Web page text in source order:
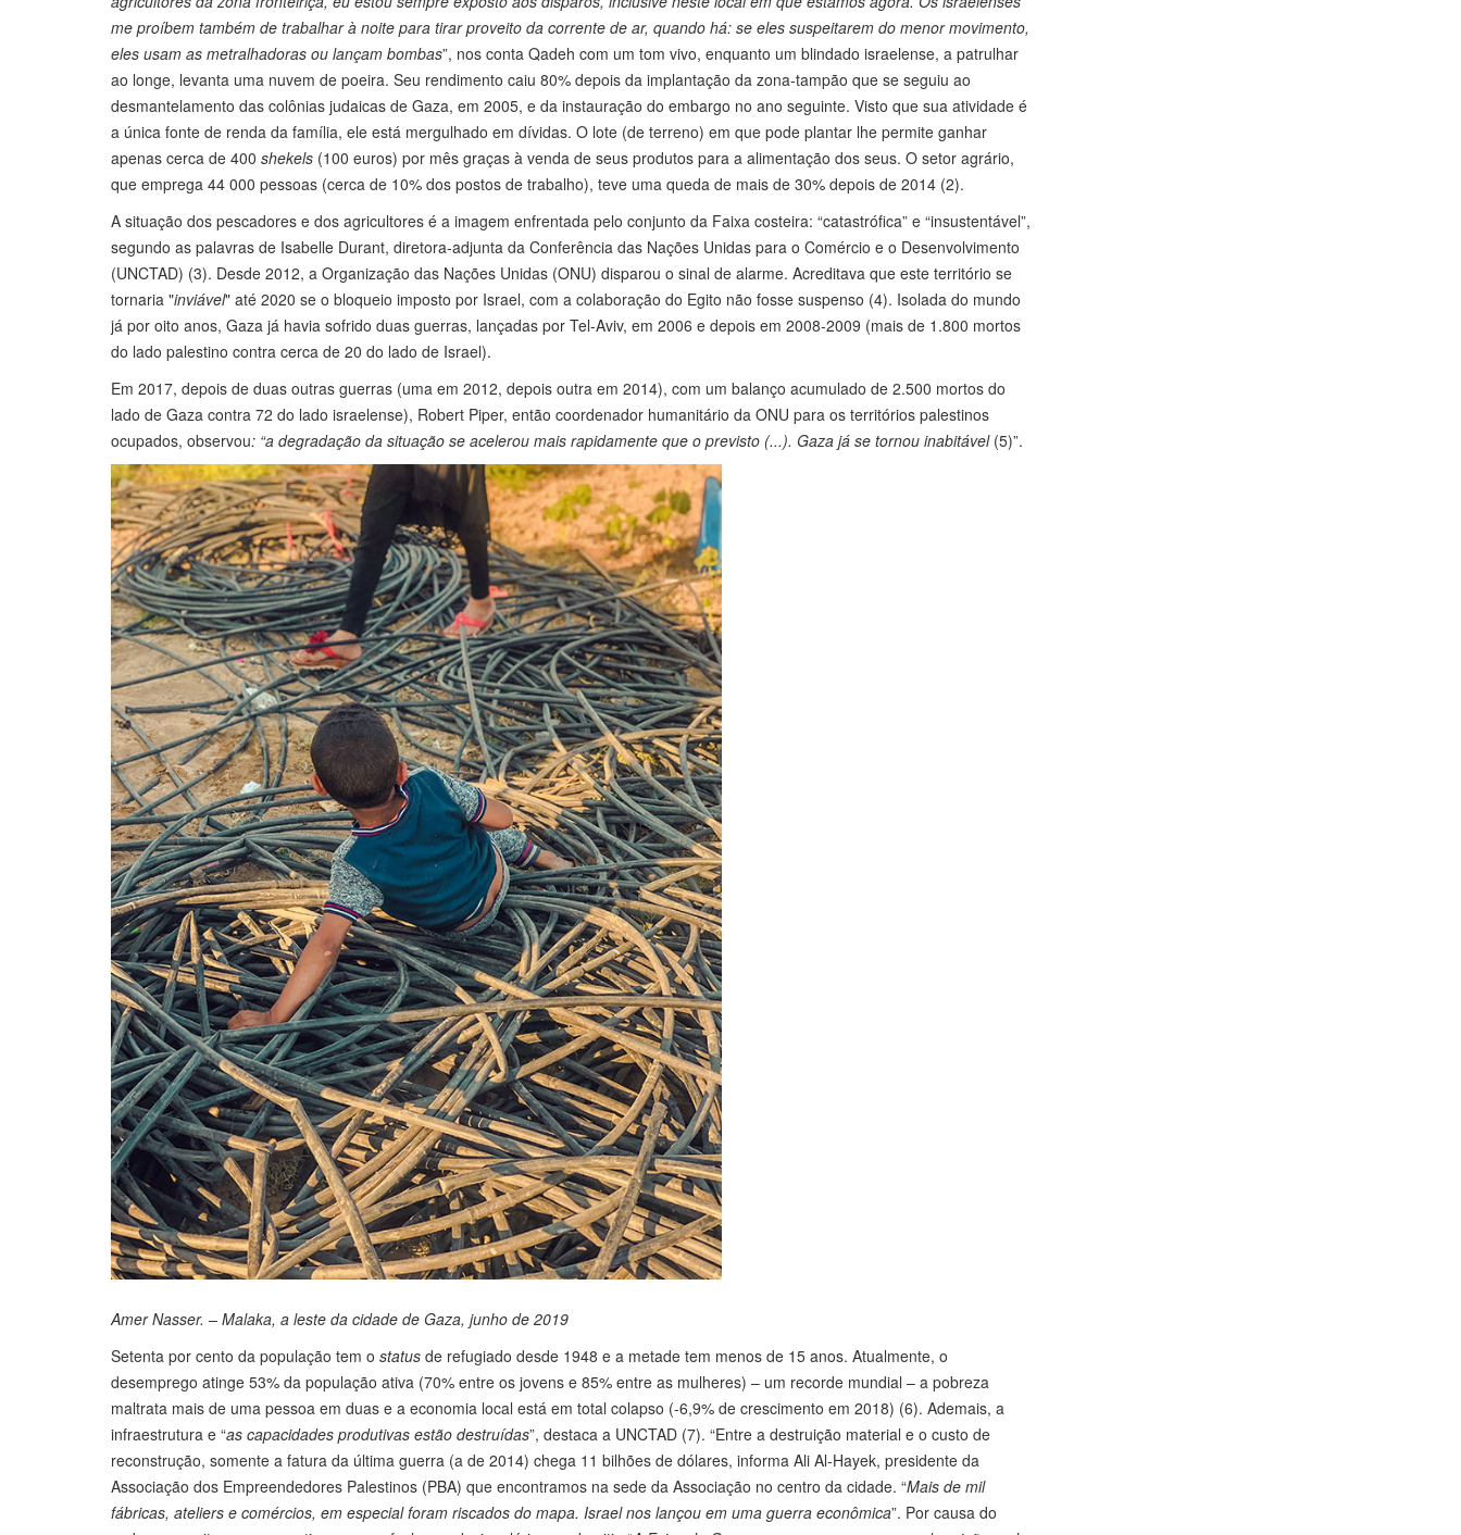
me proíbem também de trabalhar à noite para tirar proveito da corrente de ar, quando há: se eles suspeitarem do menor movimento,
eles usam as metralhadoras ou lançam bombas”, nos conta Qadeh com um tom vivo, enquanto um blindado israelense, a patrulhar
ao longe, levanta uma nuvem de poeira. Seu rendimento caiu 80% depois da implantação da zona-tampão que se seguiu ao
desmantelamento das colônias judaicas de Gaza, em 2005, e da instauração do embargo no ano seguinte. Visto que sua atividade é
a única fonte de renda da família, ele está mergulhado em dívidas. O lote (de terreno) em que pode plantar lhe permite ganhar
apenas cerca de 400 shekels (100 euros) por mês graças à venda de seus produtos para a alimentação dos seus. O setor agrário,
que emprega 44 000 pessoas (cerca de 10% dos postos de trabalho), teve uma queda de mais de 30% depois de 2014 (2).
A situação dos pescadores e dos agricultores é a imagem enfrentada pelo conjunto da Faixa costeira: “catastrófica” e “insustentável”,
segundo as palavras de Isabelle Durant, diretora-adjunta da Conferência das Nações Unidas para o Comércio e o Desenvolvimento
(UNCTAD) (3). Desde 2012, a Organização das Nações Unidas (ONU) disparou o sinal de alarme. Acreditava que este território se
tornaria "inviável" até 2020 se o bloqueio imposto por Israel, com a colaboração do Egito não fosse suspenso (4). Isolada do mundo
já por oito anos, Gaza já havia sofrido duas guerras, lançadas por Tel-Aviv, em 2006 e depois em 2008-2009 (mais de 1.800 mortos
do lado palestino contra cerca de 20 do lado de Israel).
Em 2017, depois de duas outras guerras (uma em 2012, depois outra em 2014), com um balanço acumulado de 2.500 mortos do
lado de Gaza contra 72 do lado israelense), Robert Piper, então coordenador humanitário da ONU para os territórios palestinos
ocupados, observou: “a degradação da situação se acelerou mais rapidamente que o previsto (...). Gaza já se tornou inabitável (5)”.
Amer Nasser. – Malaka, a leste da cidade de Gaza, junho de 2019
Setenta por cento da população tem o status de refugiado desde 1948 e a metade tem menos de 15 anos. Atualmente, o
desemprego atinge 53% da população ativa (70% entre os jovens e 85% entre as mulheres) – um recorde mundial – a pobreza
maltrata mais de uma pessoa em duas e a economia local está em total colapso (-6,9% de crescimento em 2018) (6). Ademais, a
infraestrutura e “as capacidades produtivas estão destruídas”, destaca a UNCTAD (7). “Entre a destruição material e o custo de
reconstrução, somente a fatura da última guerra (a de 2014) chega 11 bilhões de dólares, informa Ali Al-Hayek, presidente da
Associação dos Empreendedores Palestinos (PBA) que encontramos na sede da Associação no centro da cidade. “Mais de mil
fábricas, ateliers e comércios, em especial foram riscados do mapa. Israel nos lançou em uma guerra econômica”. Por causa do